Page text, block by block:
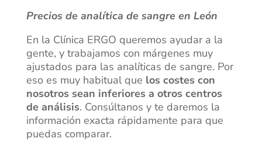
Precios de analítica de sangre en León
En la Clínica ERGO queremos ayudar a la
gente, y trabajamos con márgenes muy
ajustados para las analíticas de sangre. Por
eso es muy habitual que los costes con
nosotros sean inferiores a otros centros
de análisis. Consúltanos y te daremos la
información exacta rápidamente para que
puedas comparar.